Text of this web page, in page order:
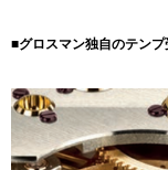
■グロスマン独自のテン